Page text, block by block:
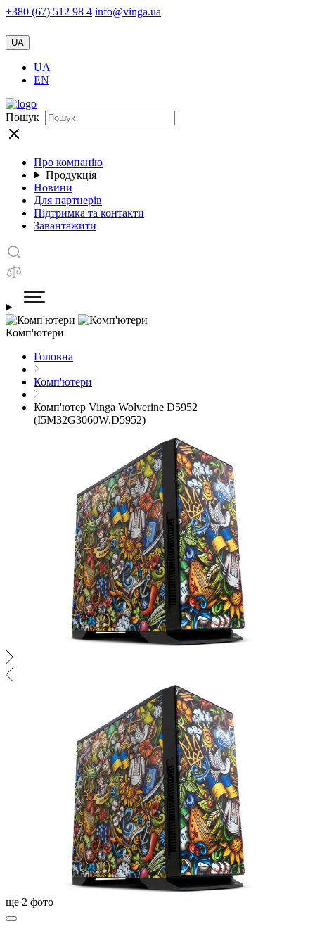
+380 (67) 512 98 4 info@vinga.ua
UA
UA
EN
Пошук
Про компанію
Продукція
Новини
Для партнерів
Підтримка та контакти
Завантажити
Комп'ютери
Головна
Комп'ютери
Комп'ютер Vinga Wolverine D5952
(I5M32G3060W.D5952)
ще 2 фото